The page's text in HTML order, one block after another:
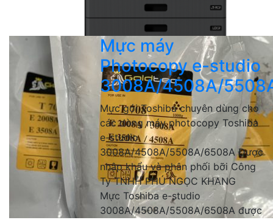
Mực máy
Photocopy e-studio
3008A/4508A/
Mực gói Toshiba chuyên dùng cho
các dòng máy photocopy Toshiba
e-studio
3008A/4508A/5508A/6508A Được
nhập khẩu và phân phối bỡi Công
Ty TNHH PHÚ NGỌC KHANG
Mực Toshiba e-studio
3008A/4508A/5508A/6508A được